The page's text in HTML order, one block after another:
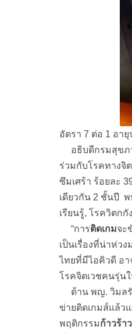
อัตรา 7 ต่อ 1 อา
อธิบดีกรมสุขภา
ร่วมกับโรคทางจิ
ซึมเศร้า ร้อยละ
เดียวกัน 2 ชั้นปี
เรียนรู้, โรควิตก
“การติดเกมจะ
เป็นเรื่องที่น่าห่ว
ไทยที่มีไอคิวดี อา
โรคจิตเวชคนรุ่น
ด้าน พญ. วิมลรั
ข่ายติดเกมส์แล้ว
พฤติกรรมก้าวร้าว